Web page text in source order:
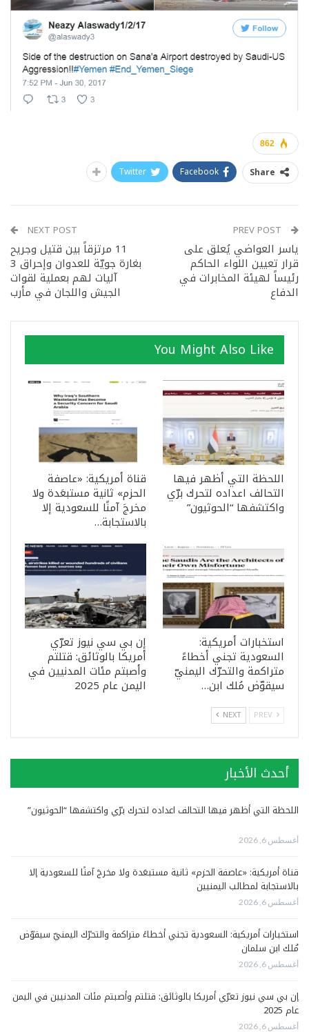
862
Share
Facebook
Twitter
ياسر العواضي يُعلق على
قرار تعيين اللواء الحاكم
رئيساً لهيئة المخابرات في
الدفاع
NEXT POST
11 مرتزقاً بين قتيل وجريح
بغارة جويّة للعدوان وإحراق 3
آليات لهم بعملية لقوات
الجيش واللجان في مأرب
You Might Also Like
اللحظة التي أظهر فيها
التحالف اعداده لتحرك برّي
واكتشفها “الحوثيون”
قناة أمريكية: «عاصفة
الحزم» ثانية مستبعَدة ولا
مخرجَ آمنًا للسعودية إلا
بالاستجابة…
استخبارات أمريكية:
السعودية تجني أخطاءً
متراكمة والتحرّك اليمنيّ
سيقوّض مُلك ابن…
إن بي سي نيوز تعرّي
أمريكا بالوثائق: قتلتم
وأصبتم مئات المدنيين في
اليمن عام 2025
NEXT
أحدث الأخبار
اللحظة التي أظهر فيها التحالف اعداده لتحرك برّي واكتشفها “الحوثيون”
أغسطس 6, 2026
قناة أمريكية: «عاصفة الحزم» ثانية مستبعَدة ولا مخرجَ آمنًا للسعودية إلا
بالاستجابة لمطالب اليمنيين
أغسطس 6, 2026
استخبارات أمريكية: السعودية تجني أخطاءً متراكمة والتحرّك اليمنيّ سيقوّض
مُلك ابن سلمان
أغسطس 6, 2026
إن بي سي نيوز تعرّي أمريكا بالوثائق: قتلتم وأصبتم مئات المدنيين في اليمن
عام 2025
أغسطس 6, 2026